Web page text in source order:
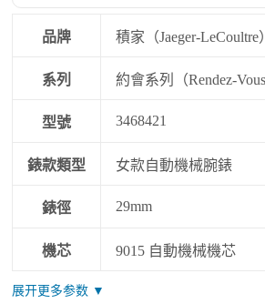
品牌 積家（Jaeger-LeCoultre）
系列 約會系列（Rendez-Vous
型號 3468421
錶款類型 女款自動機械腕錶
錶徑 29mm
機芯 9015 自動機械機芯
展开更多参数 ▼